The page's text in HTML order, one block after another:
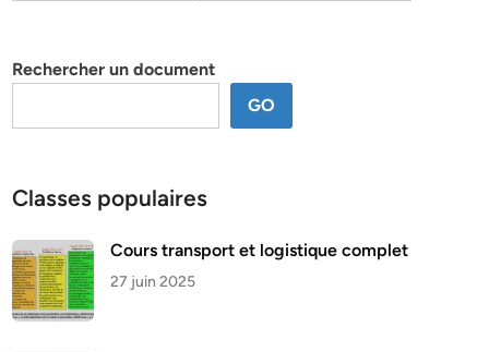
Rechercher un document
GO
Classes populaires
Cours transport et logistique complet
27 juin 2025